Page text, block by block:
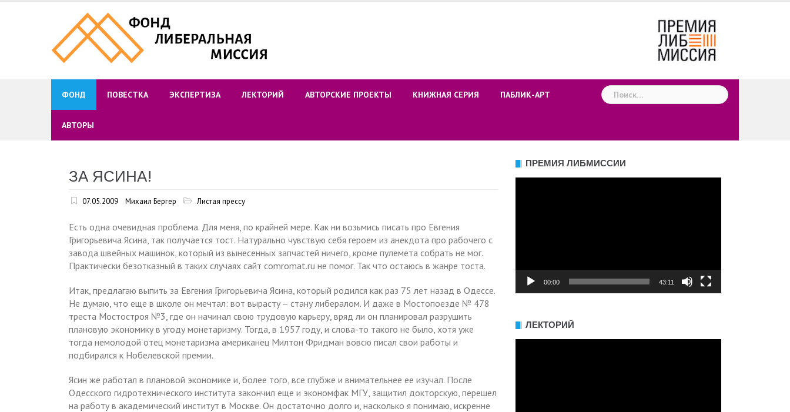
ФОНД ПОВЕСТКА ЭКСПЕРТИЗА ЛЕКТОРИЙ АВТОРСКИЕ ПРОЕКТЫ КНИЖНАЯ СЕРИЯ ПАБЛИК-АРТ
АВТОРЫ
Найти:
ЗА ЯСИНА!
07.05.2009 Михаил Бергер Листая прессу
Есть одна очевидная проблема. Для меня, по крайней мере. Как ни возьмись писать про Евгения
Григорьевича Ясина, так получается тост. Натурально чувствую себя героем из анекдота про рабочего с
завода швейных машинок, который из вынесенных запчастей ничего, кроме пулемета собрать не мог.
Практически безотказный в таких случаях сайт comromat.ru не помог. Так что остаюсь в жанре тоста.
Итак, предлагаю выпить за Евгения Григорьевича Ясина, который родился как раз 75 лет назад в Одессе.
Не думаю, что еще в школе он мечтал: вот вырасту – стану либералом. И даже в Мостопоезде № 478
треста Мостостроя №3, где он начинал свою трудовую карьеру, вряд ли он планировал разрушить
плановую экономику в угоду монетаризму. Тогда, в 1957 году, и слова-то такого не было, хотя уже
тогда немолодой отец монетаризма американец Милтон Фридман вовсю писал свои работы и
подбирался к Нобелевской премии.
Ясин же работал в плановой экономике и, более того, все глубже и внимательнее ее изучал. После
Одесского гидротехнического института закончил еще и экономфак МГУ, защитил докторскую, перешел
на работу в академический институт в Москве. Он достаточно долго и, насколько я понимаю, искренне
ПРЕМИЯ ЛИБМИССИИ
00:00 43:11
ЛЕКТОРИЙ